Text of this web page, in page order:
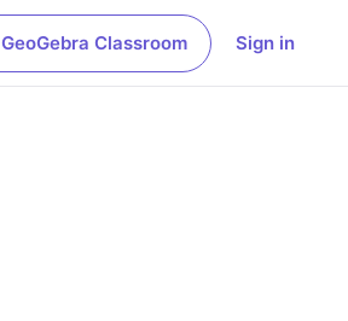
GeoGebra Classroom Sign in